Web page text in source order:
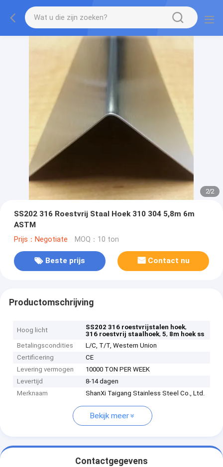
2/2
SS202 316 Roestvrij Staal Hoek 310 304 5,8m 6m
ASTM
Prijs：Negotiate MOQ：10 ton
Beste prijs Contact nu
Productomschrijving
Hoog licht SS202 316 roestvrijstalen hoek,
316 roestvrij staalhoek,5, 8m hoek ss
Betalingscondities
L/C, T/T, Western Union
Certificering
CE
Levering vermogen
10000 TON PER WEEK
Levertijd
8-14 dagen
Merknaam
ShanXi Taigang Stainless Steel Co., Ltd.
Bekijk meer
Contactgegevens